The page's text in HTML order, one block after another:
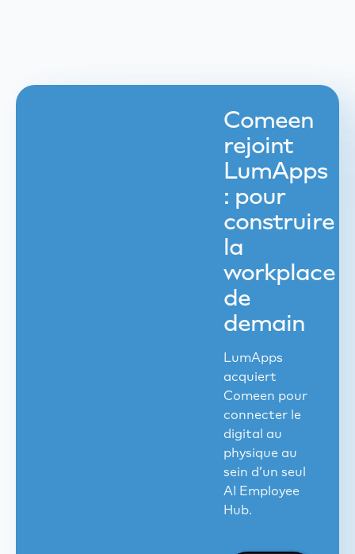
Comeen
rejoint
LumApps
: pour
construire
la
workplace
de
demain
LumApps
acquiert
Comeen pour
connecter le
digital au
physique au
sein d’un seul
AI Employee
Hub.